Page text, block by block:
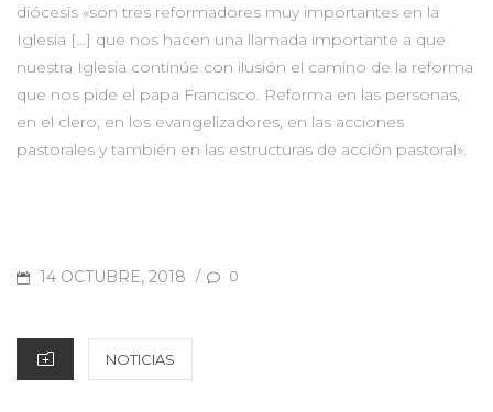
diócesis «son tres reformadores muy importantes en la
Iglesia […] que nos hacen una llamada importante a que
nuestra Iglesia continúe con ilusión el camino de la reforma
que nos pide el papa Francisco. Reforma en las personas,
en el clero, en los evangelizadores, en las acciones
pastorales y también en las estructuras de acción pastoral».
POSTED
14 OCTUBRE, 2018 / 0
CATEGORIES
NOTICIAS